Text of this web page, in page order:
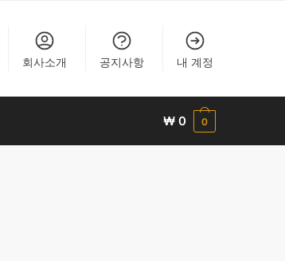
회사소개 공지사항 내 계정
₩ 0 0